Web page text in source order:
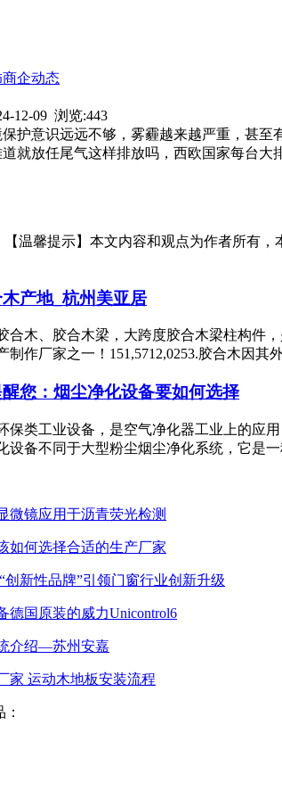
企动态
12-09 浏览:443
护意识远远不够，雾霾越来越严重，甚
就放任尾气这样排放吗，西欧国家每台
【温馨提示】本文内容和观点为作者所有
产地_杭州美亚居
合木、胶合木梁，大跨度胶合木梁柱构件
制作厂家之一！151,5712,0253.胶合木因
您：烟尘净化设备要如何选择
保类工业设备，是空气净化器工业上的应
设备不同于大型粉尘烟尘净化系统，它是
微镜应用于沥青荧光检测
如何选择合适的生产厂家
创新性品牌”引领门窗行业创新升级
德国原装的威力Unicontrol6
介绍—苏州安嘉
家 运动木地板安装流程